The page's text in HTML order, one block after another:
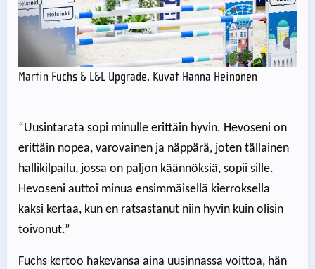
Martin Fuchs & L&L Upgrade. Kuvat Hanna Heinonen
“Uusintarata sopi minulle erittäin hyvin. Hevoseni on
erittäin nopea, varovainen ja näppärä, joten tällainen
hallikilpailu, jossa on paljon käännöksiä, sopii sille.
Hevoseni auttoi minua ensimmäisellä kierroksella
kaksi kertaa, kun en ratsastanut niin hyvin kuin olisin
toivonut.”
Fuchs kertoo hakevansa aina uusinnassa voittoa, hän